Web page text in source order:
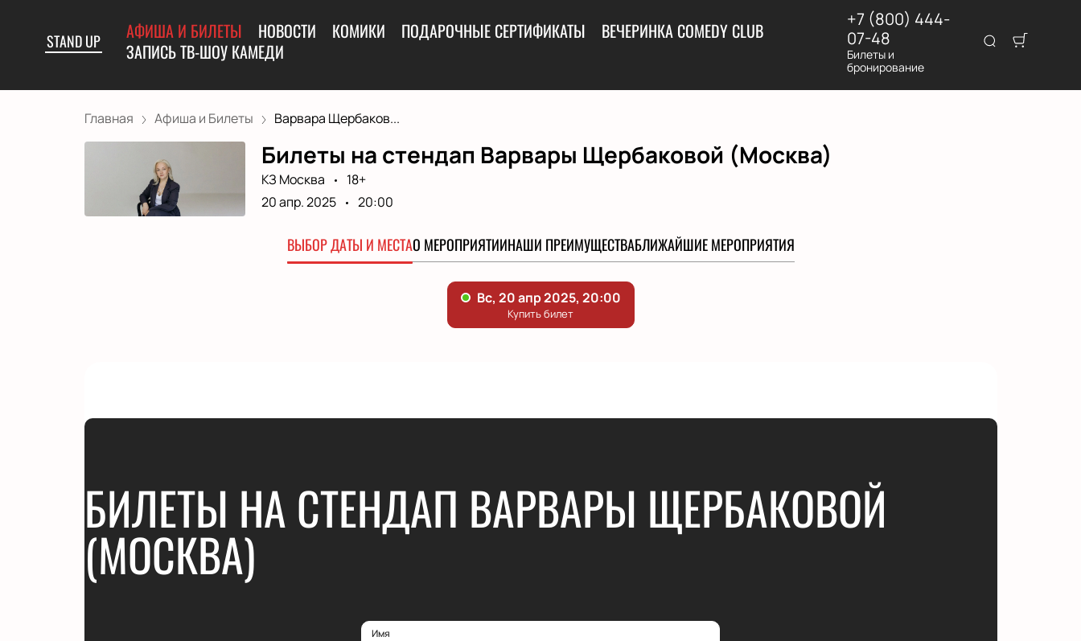
STAND UP АФИША И БИЛЕТЫ НОВОСТИ КОМИКИ ПОДАРОЧНЫЕ СЕРТИФИКАТЫ
ВЕЧЕРИНКА COMEDY CLUB
ЗАПИСЬ ТВ-ШОУ КАМЕДИ
+7 (800) 444-
07-48
Билеты и
бронирование
Главная Афиша и Билеты Варвара Щербаков...
Билеты на стендап Варвары Щербаковой (Москва)
КЗ Москва
18+
20 апр. 2025
20:00
ВЫБОР ДАТЫ И МЕСТАО МЕРОПРИЯТИИНАШИ ПРЕИМУЩЕСТВАБЛИЖАЙШИЕ МЕРОПРИЯТИЯ
БИЛЕТЫ НА СТЕНДАП ВАРВАРЫ ЩЕРБАКОВОЙ
(МОСКВА)
Имя